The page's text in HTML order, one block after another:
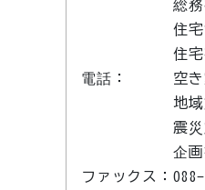
電話：
総
住
住
空
地
震
企画
ファックス：